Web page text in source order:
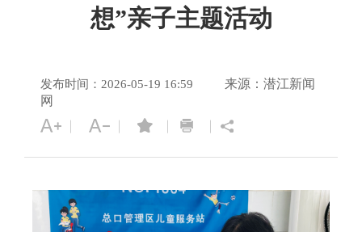
想”亲子主题活动
发布时间：2026-05-19 16:59
来源：潜江新闻
网